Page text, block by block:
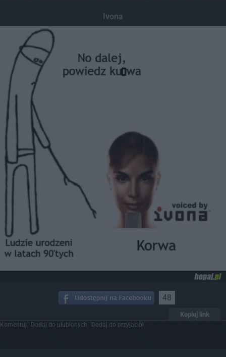
Ivona
48
Kopiuj link
Komentuj Dodaj do ulubionych Dodaj do przyjaciół